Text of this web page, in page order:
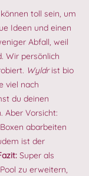
toll sein, um
Ideen und einen
Abfall, weil
Wir persönlich
Wyldrist bio
viel nach
du deinen
Aber Vorsicht:
abarbeiten
ist der
Super als
zu erweitern,